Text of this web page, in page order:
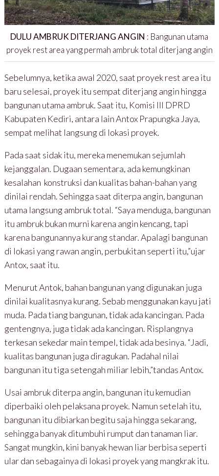
DULU AMBRUK DITERJANG ANGIN : Bangunan utama
proyek rest area yang permah ambruk total diterjang angin
Sebelumnya, ketika awal 2020, saat proyek rest area itu
baru selesai, proyek itu sempat diterjang angin hingga
bangunan utama ambruk. Saat itu, Komisi III DPRD
Kabupaten Kediri, antara lain Antox Prapungka Jaya,
sempat melihat langsung di lokasi proyek.
Pada saat sidak itu, mereka menemukan sejumlah
kejanggalan. Dugaan sementara, ada kemungkinan
kesalahan konstruksi dan kualitas bahan-bahan yang
dinilai rendah. Sehingga saat diterpa angin, bangunan
utama langsung ambruk total. “Saya menduga, bangunan
itu ambruk bukan murni karena angin kencang, tapi
karena bangunannya kurang standar. Apalagi bangunan
di lokasi yang rawan angin, perbukitan seperti itu,”ujar
Antox, saat itu.
Menurut Antok, bahan bangunan yang digunakan juga
dinilai kualitasnya kurang. Sebab menggunakan kayu jati
muda. Pada tiang bangunan, tidak ada kancingan. Pada
gentengnya, juga tidak ada kancingan. Risplangnya
terkesan sekedar main tempel, tidak ada besinya. “Jadi,
kualitas bangunan juga diragukan. Padahal nilai
bangunan itu tiga setengah miliar lebih,”tandas Antox.
Usai ambruk diterpa angin, bangunan itu kemudian
diperbaiki oleh pelaksana proyek. Namun setelah itu,
bangunan itu dibiarkan begitu saja hingga sekarang,
sehingga banyak ditumbuhi rumput dan tanaman liar.
Sangat mungkin, kini banyak hewan liar berbisa seperti
ular dan sebagainya di lokasi proyek yang mangkrak itu.